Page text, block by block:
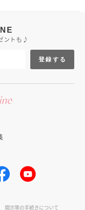
ントも♪
登録する
開示等の手続きについて